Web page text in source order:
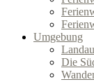
Umgebung
Die